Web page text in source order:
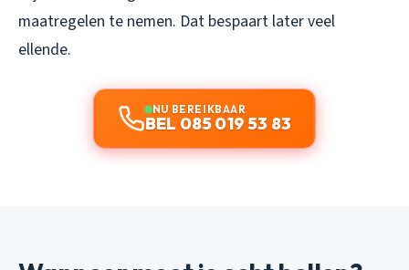
maatregelen te nemen. Dat bespaart later veel
ellende.
NU BEREIKBAAR
BEL 085 019 53 83